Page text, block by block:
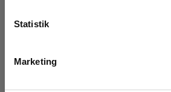
Statistik
Marketing